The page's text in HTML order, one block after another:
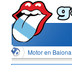
Motor en